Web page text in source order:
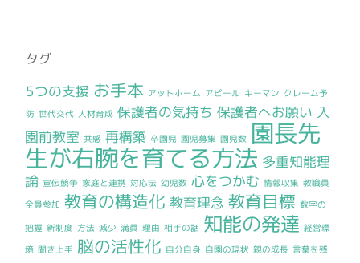
タグ
5つの支援 お手本 アットホーム アピール キーマン クレーム予
防 世代交代 人材育成 保護者の気持ち 保護者へお願い 入
園前教室 共感 再構築 卒園児 園児募集 園児数 園長先
生が右腕を育てる方法 多重知能理
論 宣伝競争 家庭と連携 対応法 幼児数 心をつかむ 情報収集 教職員
全員参加 教育の構造化 教育理念 教育目標 数字の
把握 新制度 方法 減少 満員 理由 相手の話 知能の発達 経営環
境 聞き上手 脳の活性化 自分自身 自園の現状 親の成長 言葉を残